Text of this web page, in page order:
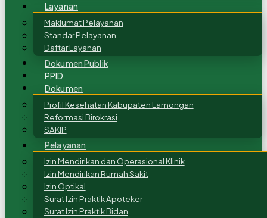
Layanan
Maklumat Pelayanan
Standar Pelayanan
Daftar Layanan
Dokumen Publik
PPID
Dokumen
Profil Kesehatan Kabupaten Lamongan
Reformasi Birokrasi
SAKIP
Pelayanan
Izin Mendirikan dan Operasional Klinik
Izin Mendirikan Rumah Sakit
Izin Optikal
Surat Izin Praktik Apoteker
Surat Izin Praktik Bidan